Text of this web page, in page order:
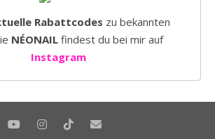
Rabattcodes zu bekannten
NÉONAIL findest du bei mir auf
Instagram